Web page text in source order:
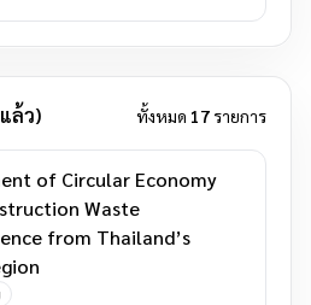
ล้ว) ทั้งหมด 17 รายการ
of Circular Economy
Waste
from Thailand’s